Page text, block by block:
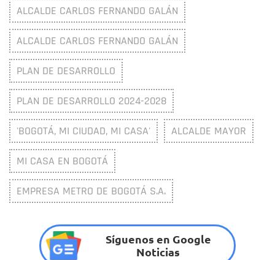
ALCALDE CARLOS FERNANDO GALÁN
ALCALDE CARLOS FERNANDO GALÁN
PLAN DE DESARROLLO
PLAN DE DESARROLLO 2024-2028
'BOGOTÁ, MI CIUDAD, MI CASA' ALCALDE MAYOR
MI CASA EN BOGOTÁ
EMPRESA METRO DE BOGOTÁ S.A.
Síguenos en Google
Noticias